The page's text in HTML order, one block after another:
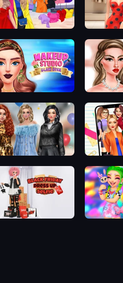
Wife Dress Up Shopaholic
Studio Glam Diva
Friday Mystery Sale Highschool
Friday Dress Up Selfie Monster